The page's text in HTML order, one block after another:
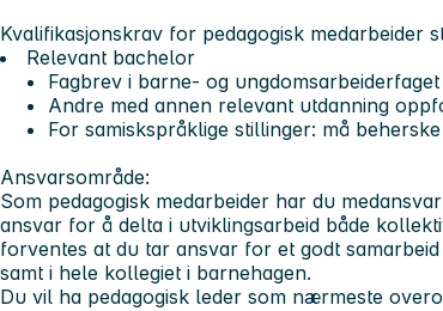
Kvalifikasjonskrav for pedagogisk medarbeider
Relevant bachelor
Fagbrev i barne- og ungdomsarbeiderfaget
Andre med annen relevant utdanning
For samiskspråklige stillinger: må
Ansvarsområde:
Som pedagogisk medarbeider har du
ansvar for å delta i utviklingsarbeid både
forventes at du tar ansvar for et godt
samt i hele kollegiet i barnehagen.
Du vil ha pedagogisk leder som nærmeste